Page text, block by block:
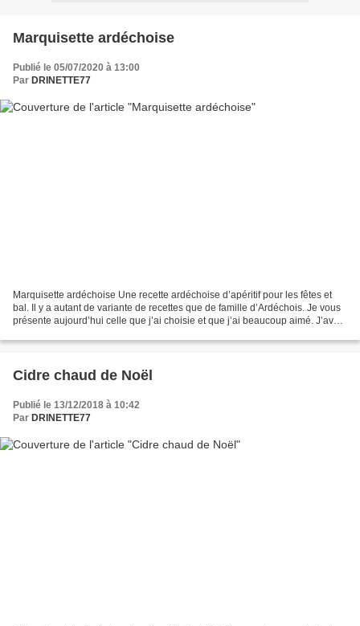
Marquisette ardéchoise
Publié le 05/07/2020 à 13:00
Par DRINETTE77
Marquisette ardéchoise Une recette ardéchoise d’apéritif pour les fêtes et
bal. Il y a autant de variante de recettes que de famille d’Ardéchois. Je vous
présente aujourd’hui celle que j’ai choisie et que j’ai beaucoup aimé. J’avais
Cidre chaud de Noël
Publié le 13/12/2018 à 10:42
Par DRINETTE77